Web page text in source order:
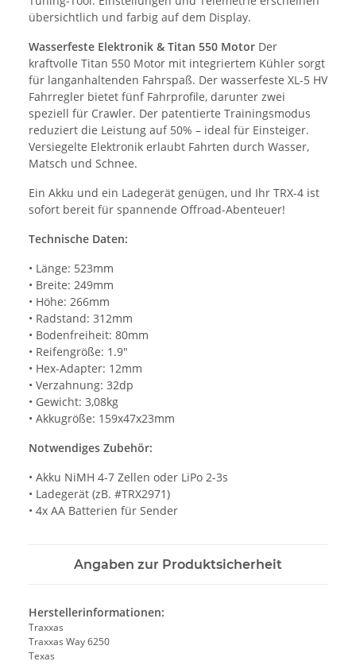
übersichtlich und farbig auf dem Display.
Wasserfeste Elektronik & Titan 550 Motor Der
kraftvolle Titan 550 Motor mit integriertem Kühler sorgt
für langanhaltenden Fahrspaß. Der wasserfeste XL-5 HV
Fahrregler bietet fünf Fahrprofile, darunter zwei
speziell für Crawler. Der patentierte Trainingsmodus
reduziert die Leistung auf 50% – ideal für Einsteiger.
Versiegelte Elektronik erlaubt Fahrten durch Wasser,
Matsch und Schnee.
Ein Akku und ein Ladegerät genügen, und Ihr TRX-4 ist
sofort bereit für spannende Offroad-Abenteuer!
Technische Daten:
• Länge: 523mm
• Breite: 249mm
• Höhe: 266mm
• Radstand: 312mm
• Bodenfreiheit: 80mm
• Reifengröße: 1.9"
• Hex-Adapter: 12mm
• Verzahnung: 32dp
• Gewicht: 3,08kg
• Akkugröße: 159x47x23mm
Notwendiges Zubehör:
• Akku NiMH 4-7 Zellen oder LiPo 2-3s
• Ladegerät (zB. #TRX2971)
• 4x AA Batterien für Sender
Angaben zur Produktsicherheit
Herstellerinformationen:
Traxxas
Traxxas Way 6250
Texas